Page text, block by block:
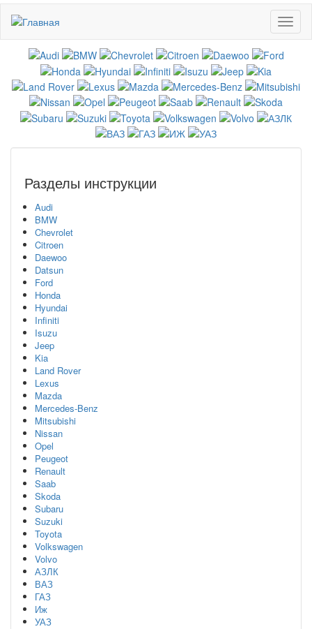
основному
содержанию
Разделы инструкции
Audi
BMW
Chevrolet
Citroen
Daewoo
Datsun
Ford
Honda
Hyundai
Infiniti
Isuzu
Jeep
Kia
Land Rover
Lexus
Mazda
Mercedes-Benz
Mitsubishi
Nissan
Opel
Peugeot
Renault
Saab
Skoda
Subaru
Suzuki
Toyota
Volkswagen
Volvo
АЗЛК
ВАЗ
ГАЗ
Иж
УАЗ